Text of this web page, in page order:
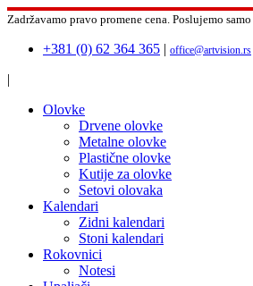
Zadržavamo pravo promene cena. Poslujemo
+381 (0) 62 364 365 | office@artvision.rs
|
Olovke
Drvene olovke
Metalne olovke
Plastične olovke
Kutije za olovke
Setovi olovaka
Kalendari
Zidni kalendari
Stoni kalendari
Rokovnici
Notesi